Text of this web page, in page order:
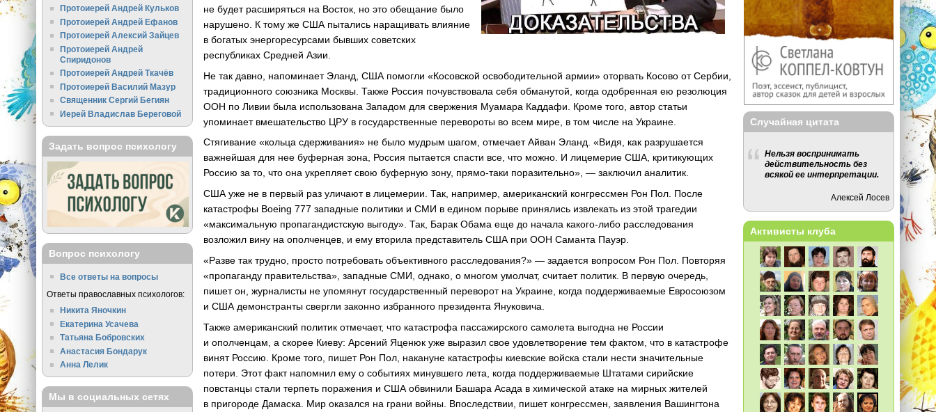
не будет расширяться на Восток, но это обещание было
нарушено. К тому же США пытались наращивать влияние
в богатых энергоресурсами бывших советских
республиках Средней Азии.
Не так давно, напоминает Эланд, США помогли «Косовской освободительной армии» оторвать Косово от Сербии,
традиционного союзника Москвы. Также Россия почувствовала себя обманутой, когда одобренная ею резолюция
ООН по Ливии была использована Западом для свержения Муамара Каддафи. Кроме того, автор статьи
упоминает вмешательство ЦРУ в государственные перевороты во всем мире, в том числе на Украине.
Стягивание «кольца сдерживания» не было мудрым шагом, отмечает Айван Эланд. «Видя, как разрушается
важнейшая для нее буферная зона, Россия пытается спасти все, что можно. И лицемерие США, критикующих
Россию за то, что она укрепляет свою буферную зону, прямо-таки поразительно», — заключил аналитик.
США уже не в первый раз уличают в лицемерии. Так, например, американский конгрессмен Рон Пол. После
катастрофы Boeing 777 западные политики и СМИ в едином порыве принялись извлекать из этой трагедии
«максимальную пропагандистскую выгоду». Так, Барак Обама еще до начала какого-либо расследования
возложил вину на ополченцев, и ему вторила представитель США при ООН Саманта Пауэр.
«Разве так трудно, просто потребовать объективного расследования?» — задается вопросом Рон Пол. Повторяя
«пропаганду правительства», западные СМИ, однако, о многом умолчат, считает политик. В первую очередь,
пишет он, журналисты не упомянут государственный переворот на Украине, когда поддерживаемые Евросоюзом
и США демонстранты свергли законно избранного президента Януковича.
Также американский политик отмечает, что катастрофа пассажирского самолета выгодна не России
и ополченцам, а скорее Киеву: Арсений Яценюк уже выразил свое удовлетворение тем фактом, что в катастрофе
винят Россию. Кроме того, пишет Рон Пол, накануне катастрофы киевские войска стали нести значительные
потери. Этот факт напомнил ему о событиях минувшего лета, когда поддерживаемые Штатами сирийские
повстанцы стали терпеть поражения и США обвинили Башара Асада в химической атаке на мирных жителей
в пригороде Дамаска. Мир оказался на грани войны. Впоследствии, пишет конгрессмен, заявления Вашингтона
Протоиерей Андрей Кульков
Протоиерей Андрей Ефанов
Протоиерей Алексий Зайцев
Протоиерей Андрей
Спиридонов
Протоиерей Андрей Ткачёв
Протоиерей Василий Мазур
Священник Сергий Бегиян
Иерей Владислав Береговой
Задать вопрос психологу
Вопрос психологу
Все ответы на вопросы
Ответы православных психологов:
Никита Яночкин
Екатерина Усачева
Татьяна Бобровских
Анастасия Бондарук
Анна Лелик
Мы в социальных сетях
Случайная цитата
Нельзя воспринимать
действительность без
всякой ее интерпретации.
Алексей Лосев
Активисты клуба